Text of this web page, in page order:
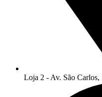
Loja 2 - Av. São Carlos,